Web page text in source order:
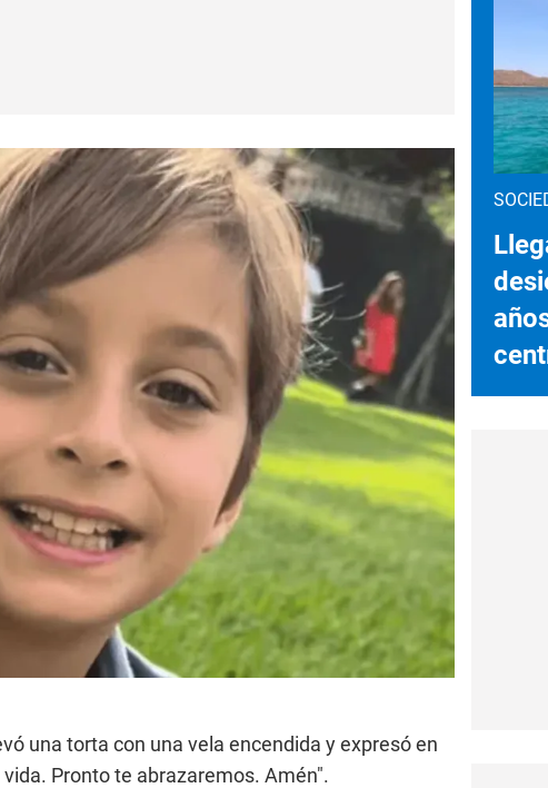
una torta con una vela encendida y expresó en
Pronto te abrazaremos. Amén".